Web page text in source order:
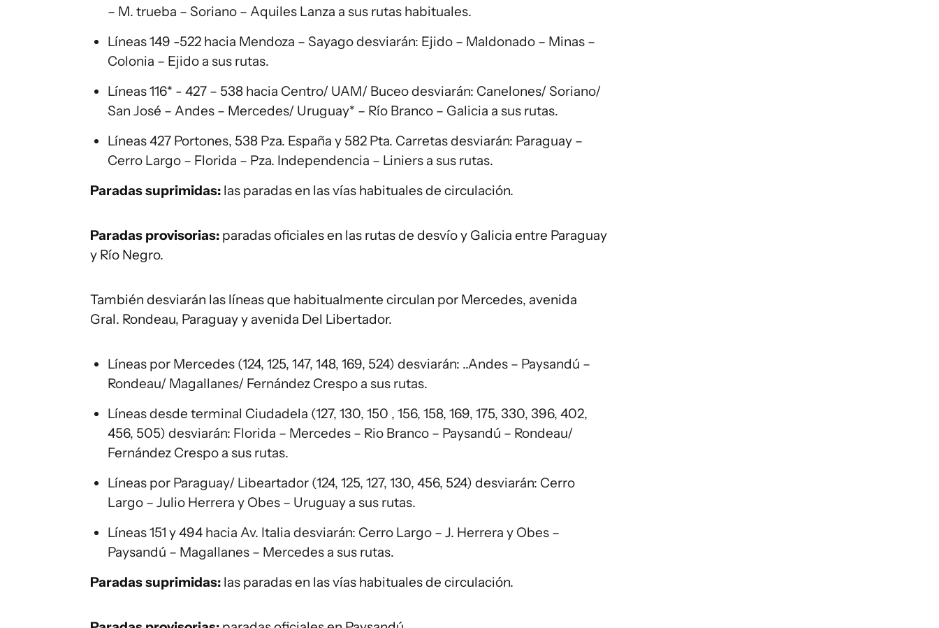
– M. trueba – Soriano – Aquiles Lanza a sus rutas habituales.
Líneas 149 -522 hacia Mendoza – Sayago desviarán: Ejido – Maldonado – Minas –
Colonia – Ejido a sus rutas.
Líneas 116* - 427 – 538 hacia Centro/ UAM/ Buceo desviarán: Canelones/ Soriano/
San José – Andes – Mercedes/ Uruguay* – Río Branco – Galicia a sus rutas.
Líneas 427 Portones, 538 Pza. España y 582 Pta. Carretas desviarán: Paraguay –
Cerro Largo – Florida – Pza. Independencia – Liniers a sus rutas.
Paradas suprimidas: las paradas en las vías habituales de circulación.
Paradas provisorias: paradas oficiales en las rutas de desvío y Galicia entre Paraguay
y Río Negro.
También desviarán las líneas que habitualmente circulan por Mercedes, avenida
Gral. Rondeau, Paraguay y avenida Del Libertador.
Líneas por Mercedes (124, 125, 147, 148, 169, 524) desviarán: ..Andes – Paysandú –
Rondeau/ Magallanes/ Fernández Crespo a sus rutas.
Líneas desde terminal Ciudadela (127, 130, 150 , 156, 158, 169, 175, 330, 396, 402,
456, 505) desviarán: Florida – Mercedes – Rio Branco – Paysandú – Rondeau/
Fernández Crespo a sus rutas.
Líneas por Paraguay/ Libeartador (124, 125, 127, 130, 456, 524) desviarán: Cerro
Largo – Julio Herrera y Obes – Uruguay a sus rutas.
Líneas 151 y 494 hacia Av. Italia desviarán: Cerro Largo – J. Herrera y Obes –
Paysandú – Magallanes – Mercedes a sus rutas.
Paradas suprimidas: las paradas en las vías habituales de circulación.